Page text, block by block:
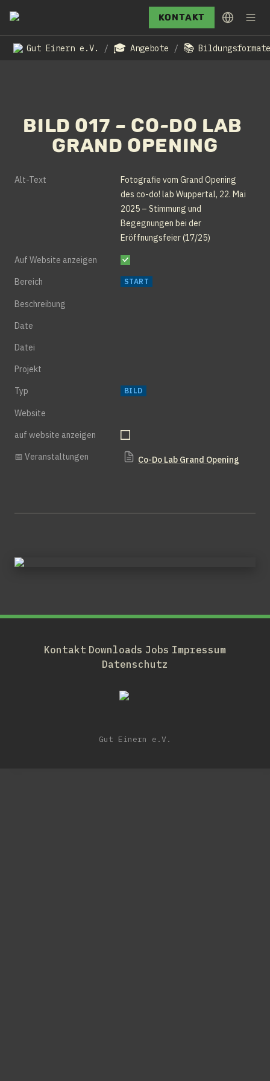
Kontakt
Gut Einern e.V. / 🎓 Angebote / 📚 Bildungsformate
Bild 017 – Co-Do Lab
Grand Opening
Alt-Text
Fotografie vom Grand Opening
des co-do! lab Wuppertal, 22. Mai
2025 – Stimmung und
Begegnungen bei der
Eröffnungsfeier (17/25)
Auf Website anzeigen
Bereich
START
Beschreibung
Date
Datei
Projekt
Typ
BILD
Website
auf website anzeigen
📅 Veranstaltungen
Co-Do Lab Grand Opening
Kontakt Downloads Jobs Impressum
Datenschutz
Gut Einern e.V.